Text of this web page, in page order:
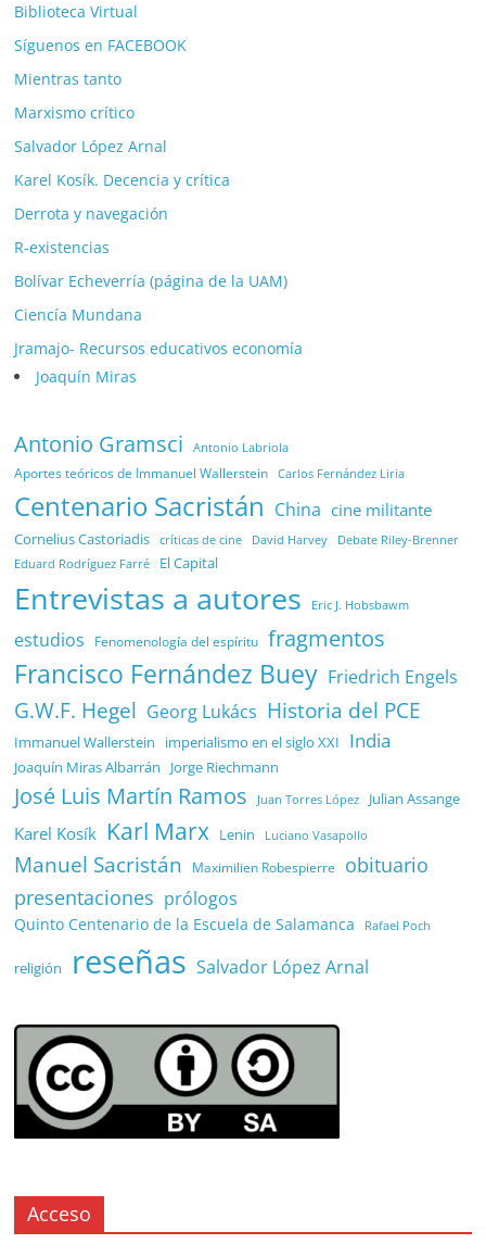
Biblioteca Virtual
Síguenos en FACEBOOK
Mientras tanto
Marxismo crítico
Salvador López Arnal
Karel Kosík. Decencia y crítica
Derrota y navegación
R-existencias
Bolívar Echeverría (página de la UAM)
Ciencía Mundana
Jramajo- Recursos educativos economía
Joaquín Miras
Antonio Gramsci Antonio Labriola
Aportes teóricos de Immanuel Wallerstein Carlos Fernández Liria
Centenario Sacristán China cine militante
Cornelius Castoriadis críticas de cine David Harvey Debate Riley-Brenner
Eduard Rodríguez Farré El Capital
Entrevistas a autores Eric J. Hobsbawm
estudios Fenomenología del espíritu fragmentos
Francisco Fernández Buey Friedrich Engels
G.W.F. Hegel Georg Lukács Historia del PCE
Immanuel Wallerstein imperialismo en el siglo XXI India
Joaquín Miras Albarrán Jorge Riechmann
José Luis Martín Ramos Juan Torres López Julian Assange
Karel Kosík Karl Marx Lenin Luciano Vasapollo
Manuel Sacristán Maximilien Robespierre
obituario
presentaciones prólogos
Quinto Centenario de la Escuela de Salamanca Rafael Poch
religión reseñas Salvador López Arnal
Acceso